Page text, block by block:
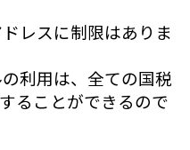
レスに制限はありま
利用は、全ての国税
ることができるので